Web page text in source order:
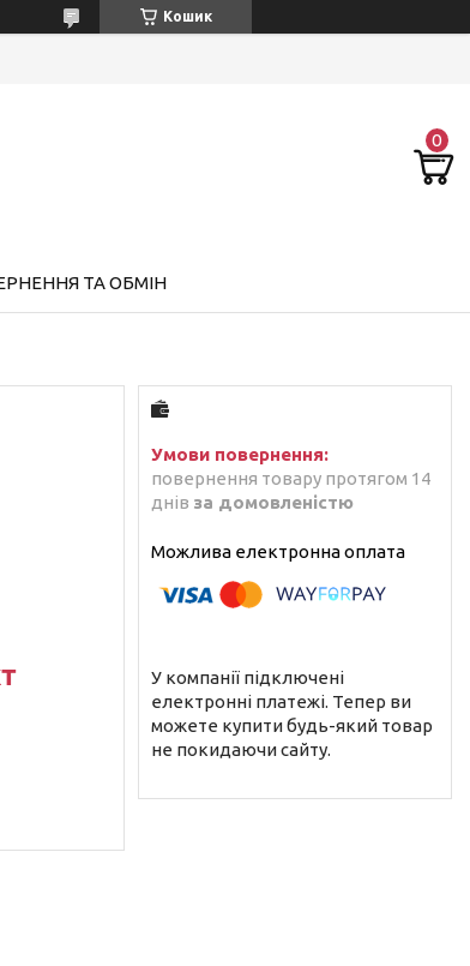
Кошик
ТА ОБМІН
повернення товару протягом 14
днів за домовленістю
У компанії підключені
електронні платежі. Тепер ви
можете купити будь-який товар
не покидаючи сайту.